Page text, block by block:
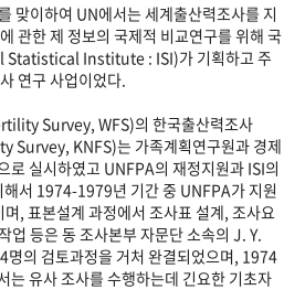
맞이하여 UN에서는 세계출산력조사를 지
관한 제 정보의 국제적 비교연구를 위해 국
Institute : ISI)가 기획하고 주
연구 사업이었다.
Survey, WFS)의 한국출산력조사
KNFS)는 가족계획연구원과 경제
로 실시하였고 UNFPA의 재정지원과 ISI의
해서 1974-1979년 기간 중 UNFPA가 지원
, 표본설계 과정에서 조사표 설계, 조사요
업 등은 동 조사본부 자문단 소속의 J. Y.
의 검토과정을 거처 완결되었으며, 1974
는 유사 조사를 수행하는데 긴요한 기초자